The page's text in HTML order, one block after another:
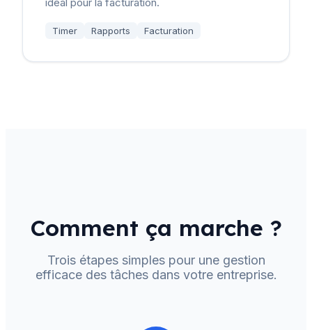
Timer Rapports Facturation
Comment ça marche ?
Trois étapes simples pour une gestion
efficace des tâches dans votre entreprise.